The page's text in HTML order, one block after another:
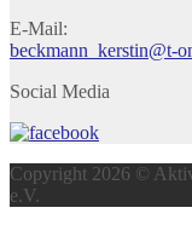
E-Mail:
beckmann_kerstin@t-
Social Media
Copyright 2026 ©
e.V.